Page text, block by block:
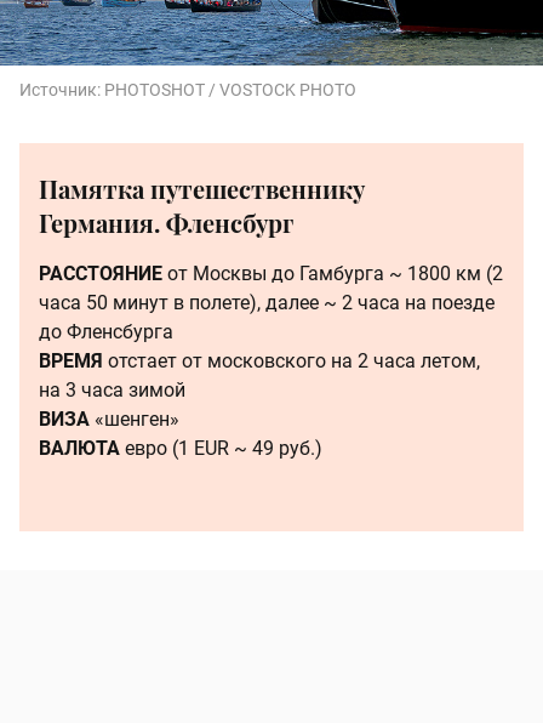
Источник: PHOTOSHOT / VOSTOCK PHOTO
Памятка путешественнику
Германия. Фленсбург
РАССТОЯНИЕ от Москвы до Гамбурга ~ 1800 км (2
часа 50 минут в полете), далее ~ 2 часа на поезде
до Фленсбурга
ВРЕМЯ отстает от московского на 2 часа летом,
на 3 часа зимой
ВИЗА «шенген»
ВАЛЮТА евро (1 EUR ~ 49 руб.)